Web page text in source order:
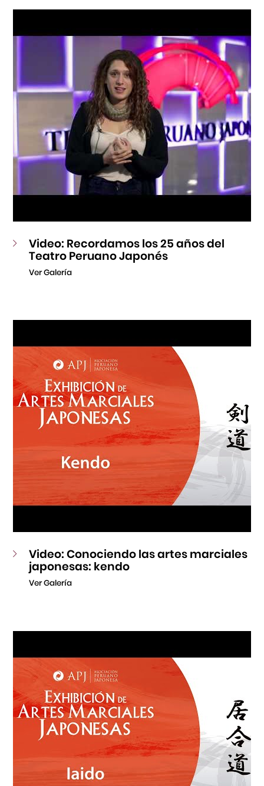
Video: Recordamos los 25 años del
Teatro Peruano Japonés
Ver Galería
Video: Conociendo las artes marciales
japonesas: kendo
Ver Galería